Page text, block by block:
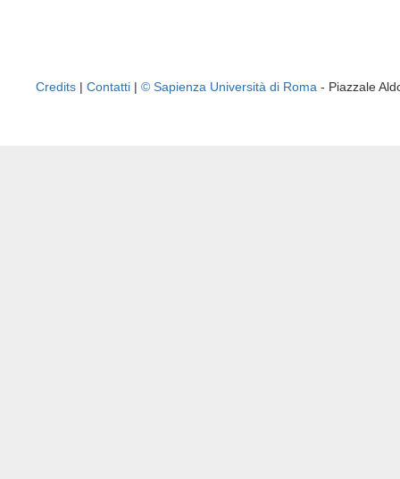
Credits | Contatti | © Sapienza Università di Roma - Piazzale